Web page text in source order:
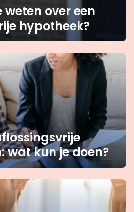
over een
hypotheek?
wat kun je doen?